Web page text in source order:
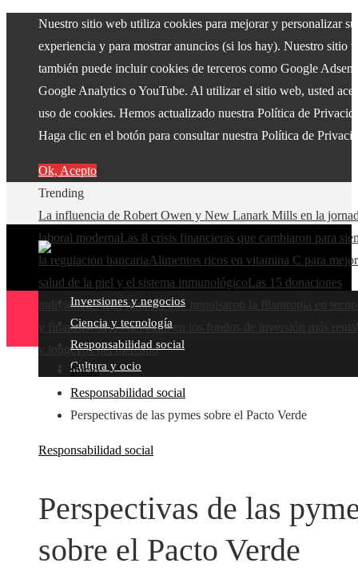
Nuestro sitio web utiliza cookies para mejorar y personalizar su
experiencia y para mostrar anuncios (si los hay). Nuestro sitio
también puede incluir cookies de terceros como Google
Google Analytics o YouTube. Al utilizar el sitio web, usted
uso de cookies. Hemos actualizado nuestra Política de
Haga clic en el botón para consultar nuestra Política de
Ok, Acepto
Trending
La influencia de Robert Owen y New Lanark Mills en la
laboral modernaLas 8 crisis financieras que cambiaron para
la regulación bancariaAlimentos ricos en vitamina C para
salud de la piel y el sistema inmunológicoLas 15 donaciones
individuales más grandes que impulsaron la filantropía en
y finanzasClaves del éxito en los fondos de inversión más
y longevos del mercado
Inversiones y negocios
Ciencia y tecnología
Responsabilidad social
Cultura y ocio
Inicio
Responsabilidad social
Perspectivas de las pymes sobre el Pacto Verde
Responsabilidad social
Perspectivas de las
sobre el Pacto Verde